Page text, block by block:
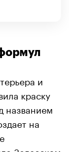
и
краску
названием
на